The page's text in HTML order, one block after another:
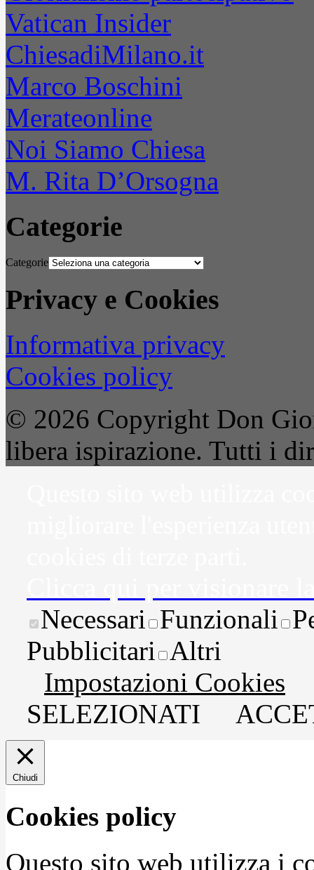
Vatican Insider
ChiesadiMilano.it
Marco Boschini
Merateonline
Noi Siamo Chiesa
M. Rita D’Orsogna
Categorie
Categorie
Privacy e Cookies
Informativa privacy
Cookies policy
© 2026 Copyright Don
libera ispirazione. Tutti i
Necessari Funzionali
Pubblicitari Altri
Impostazioni Cookies
SELEZIONATI
Chiudi
Cookies policy
Questo sito web utilizza i